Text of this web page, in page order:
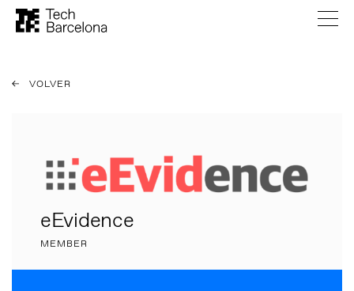
VOLVER
eEvidence
MEMBER